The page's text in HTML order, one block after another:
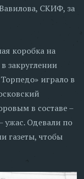
СКИФ, за
коробка на
закруглении
играло в
в составе –
ужас. Одевали по
газеты, чтобы